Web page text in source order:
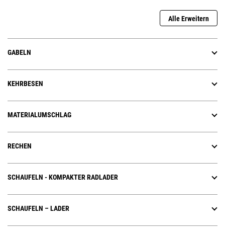
Alle Erweitern
GABELN
KEHRBESEN
MATERIALUMSCHLAG
RECHEN
SCHAUFELN - KOMPAKTER RADLADER
SCHAUFELN – LADER